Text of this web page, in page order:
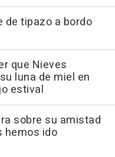
de tipazo a bordo
que Nieves
luna de miel en
estival
sobre su amistad
hemos ido